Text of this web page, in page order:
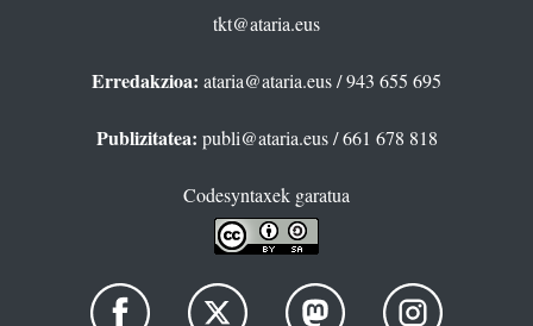
tkt@ataria.eus
Erredakzioa: ataria@ataria.eus/ 943 655 695
Publizitatea: publi@ataria.eus/ 661 678 818
Codesyntaxek garatua